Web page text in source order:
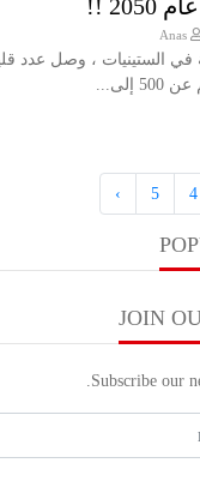
!!
في الستينيات ، وصل عدد
إلى...
4
5
›
JOIN
Subscribe our